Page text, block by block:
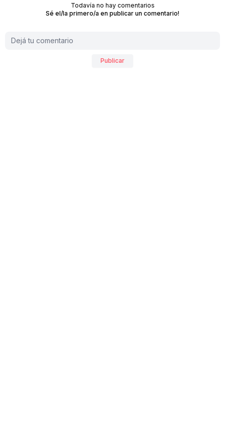
Todavía no hay comentarios
Sé el/la primero/a en publicar un comentario!
Publicar